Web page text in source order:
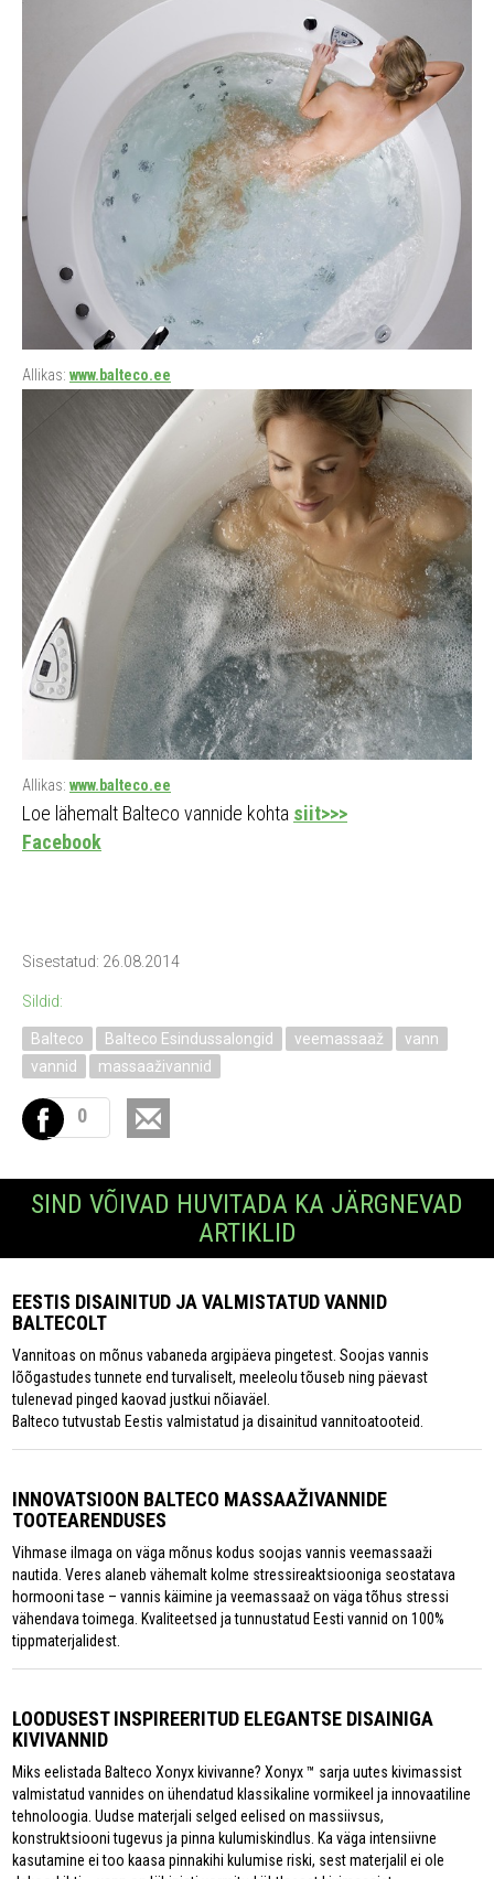
Allikas: www.balteco.ee
Allikas: www.balteco.ee
Loe lähemalt Balteco vannide kohta siit>>>
Facebook
Sisestatud: 26.08.2014
Sildid:
Balteco Balteco Esindussalongid veemassaaž
vann
vannid
massaaživannid
0
SIND VÕIVAD HUVITADA KA JÄRGNEVAD
ARTIKLID
EESTIS DISAINITUD JA VALMISTATUD VANNID
BALTECOLT
Vannitoas on mõnus vabaneda argipäeva pingetest. Soojas vannis
lõõgastudes tunnete end turvaliselt, meeleolu tõuseb ning päevast
tulenevad pinged kaovad justkui nõiaväel.
Balteco tutvustab Eestis valmistatud ja disainitud vannitoatooteid.
INNOVATSIOON BALTECO MASSAAŽIVANNIDE
TOOTEARENDUSES
Vihmase ilmaga on väga mõnus kodus soojas vannis veemassaaži
nautida. Veres alaneb vähemalt kolme stressireaktsiooniga seostatava
hormooni tase – vannis käimine ja veemassaaž on väga tõhus stressi
vähendava toimega. Kvaliteetsed ja tunnustatud Eesti vannid on 100%
tippmaterjalidest.
LOODUSEST INSPIREERITUD ELEGANTSE DISAINIGA
KIVIVANNID
Miks eelistada Balteco Xonyx kivivanne? Xonyx ™ sarja uutes kivimassist
valmistatud vannides on ühendatud klassikaline vormikeel ja innovaatiline
tehnoloogia. Uudse materjali selged eelised on massiivsus,
konstruktsiooni tugevus ja pinna kulumiskindlus. Ka väga intensiivne
kasutamine ei too kaasa pinnakihi kulumise riski, sest materjalil ei ole